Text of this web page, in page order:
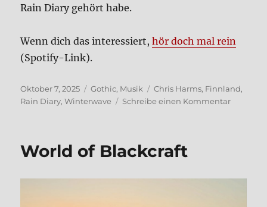
Rain Dia­ry gehört habe.
Wenn dich das inter­es­siert,hör doch mal rein
(Spo­ti­fy-Link).
Veröffentlicht
am
Oktober 7, 2025 Kategorien
Gothic, Musik Schlagwörter
Chris Harms, Finnland,
Rain Diary,Winterwave Schreibe einen Kommentarzu
World of Black­craft